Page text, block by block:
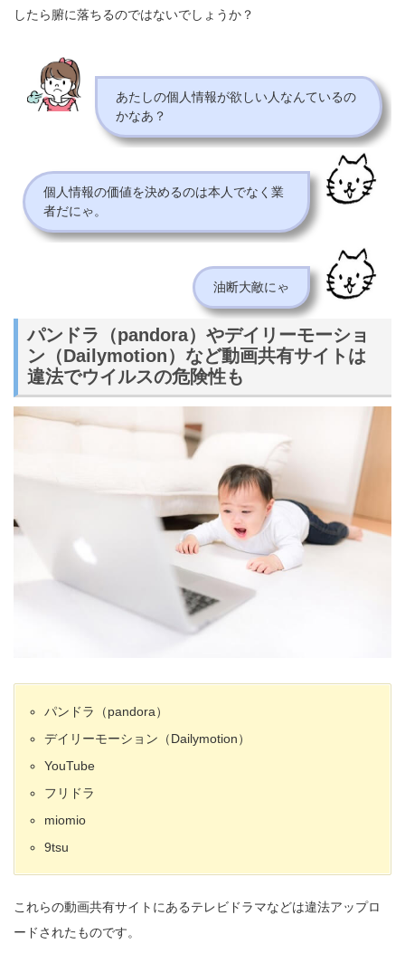
したら腑に落ちるのではないでしょうか？
あたしの個人情報が欲しい人なんているの
かなあ？
個人情報の価値を決めるのは本人でなく業
者だにゃ。
油断大敵にゃ
パンドラ（pandora）やデイリーモーショ
ン（Dailymotion）など動画共有サイトは
違法でウイルスの危険性も
パンドラ（pandora）
デイリーモーション（Dailymotion）
YouTube
フリドラ
miomio
9tsu
これらの動画共有サイトにあるテレビドラマなどは違法アップロ
ードされたものです。